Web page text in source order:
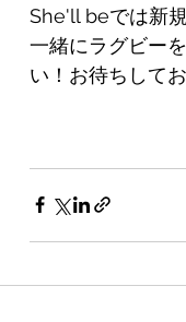
She'll beでは新
一緒にラグビー
い！お待ちして